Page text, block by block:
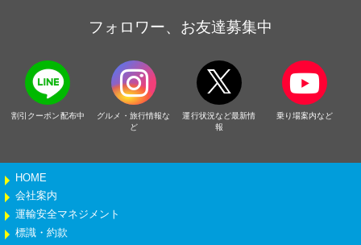
フォロワー、お友達募集中
割引クーポン配布中
グルメ・旅行情報な
ど
運行状況など最新情
報
乗り場案内など
HOME
会社案内
運輸安全マネジメント
標識・約款